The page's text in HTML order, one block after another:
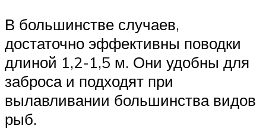
В большинстве случаев,
достаточно эффективны поводки
длиной 1,2-1,5 м. Они удобны для
заброса и подходят при
вылавливании большинства видов
рыб.